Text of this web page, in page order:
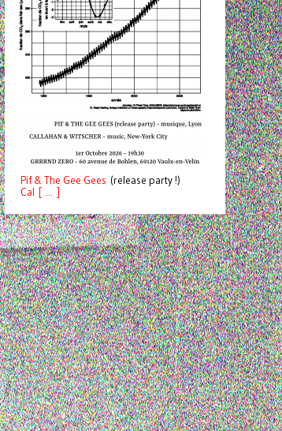
Pif& The Gee Gees (release party !)
Cal [ ... ]